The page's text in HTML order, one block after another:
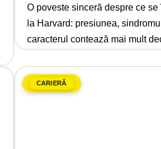
O poveste sinceră despre ce
la Harvard: presiunea,
caracterul contează mai mult
CARIERĂ